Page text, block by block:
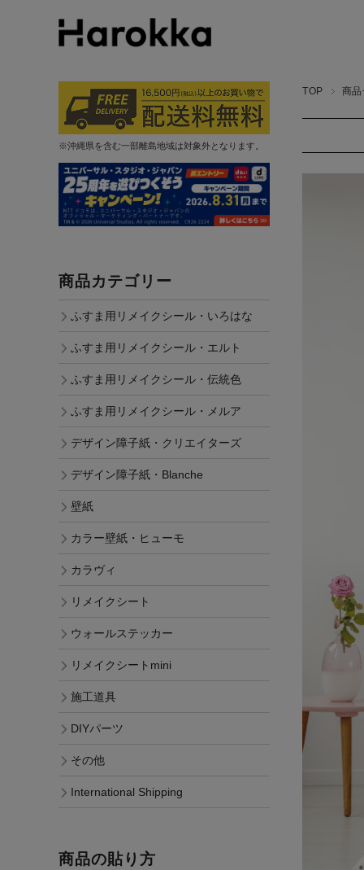
TOP 商
※沖縄県を含む一部離島地域は対象外となります。
商品カテゴリー
ふすま用リメイクシール・いろはな
ふすま用リメイクシール・エルト
ふすま用リメイクシール・伝統色
ふすま用リメイクシール・メルア
デザイン障子紙・クリエイターズ
デザイン障子紙・Blanche
壁紙
カラー壁紙・ヒューモ
カラヴィ
リメイクシート
ウォールステッカー
リメイクシートmini
施工道具
DIYパーツ
その他
International Shipping
商品の貼り方